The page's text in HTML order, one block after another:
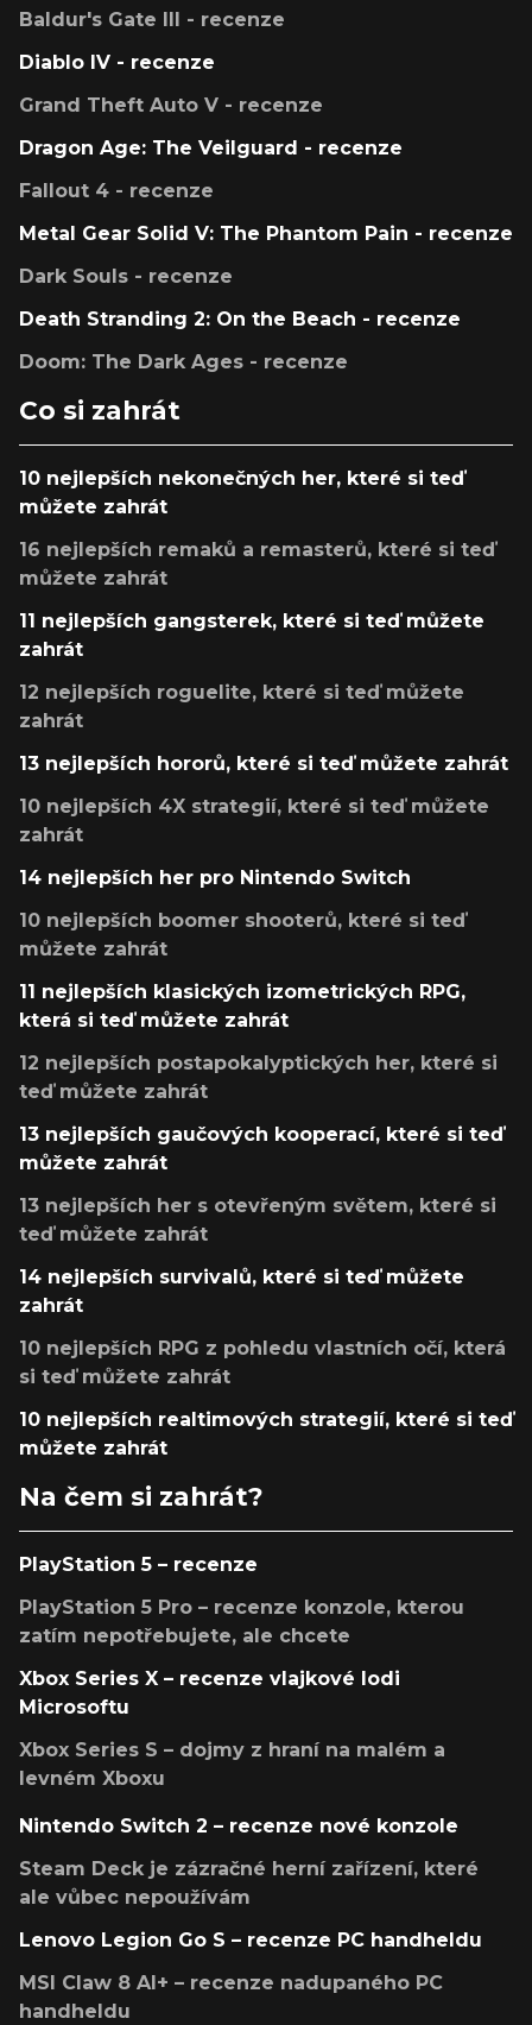
Baldur's Gate III - recenze
Diablo IV - recenze
Grand Theft Auto V - recenze
Dragon Age: The Veilguard - recenze
Fallout 4 - recenze
Metal Gear Solid V: The Phantom Pain - recenze
Dark Souls - recenze
Death Stranding 2: On the Beach - recenze
Doom: The Dark Ages - recenze
Co si zahrát
10 nejlepších nekonečných her, které si teď
můžete zahrát
16 nejlepších remaků a remasterů, které si teď
můžete zahrát
11 nejlepších gangsterek, které si teď můžete
zahrát
12 nejlepších roguelite, které si teď můžete
zahrát
13 nejlepších hororů, které si teď můžete zahrát
10 nejlepších 4X strategií, které si teď můžete
zahrát
14 nejlepších her pro Nintendo Switch
10 nejlepších boomer shooterů, které si teď
můžete zahrát
11 nejlepších klasických izometrických RPG,
která si teď můžete zahrát
12 nejlepších postapokalyptických her, které si
teď můžete zahrát
13 nejlepších gaučových kooperací, které si teď
můžete zahrát
13 nejlepších her s otevřeným světem, které si
teď můžete zahrát
14 nejlepších survivalů, které si teď můžete
zahrát
10 nejlepších RPG z pohledu vlastních očí, která
si teď můžete zahrát
10 nejlepších realtimových strategií, které si teď
můžete zahrát
Na čem si zahrát?
PlayStation 5 – recenze
PlayStation 5 Pro – recenze konzole, kterou
zatím nepotřebujete, ale chcete
Xbox Series X – recenze vlajkové lodi
Microsoftu
Xbox Series S – dojmy z hraní na malém a
levném Xboxu
Nintendo Switch 2 – recenze nové konzole
Steam Deck je zázračné herní zařízení, které
ale vůbec nepoužívám
Lenovo Legion Go S – recenze PC handheldu
MSI Claw 8 AI+ – recenze nadupaného PC
handheldu